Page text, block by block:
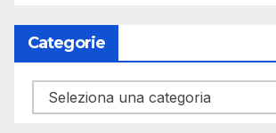
Categorie
Categorie